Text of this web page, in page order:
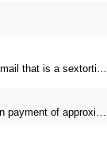
15QWF2UvF3Cj61AzPJrhaC8aCsB7LbsRYe im got a mail that is a sextortion spam , he saying im have a R.A.T and need to pay 800$
Received a sextortion spam email demanding a Bitcoin payment of approximately JPY 200,000. The sender falsely claimed to have hacked my devices, recorded me through my webcam, and threatened to release videos unless I paid. This Bitcoin address was provided as the payment address. No payment was made.